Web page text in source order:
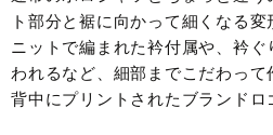
ト部分と裾に向かって細くなる変
ニットで編まれた衿付属や、衿
われるなど、細部までこだわって
背中にプリントされたブランド